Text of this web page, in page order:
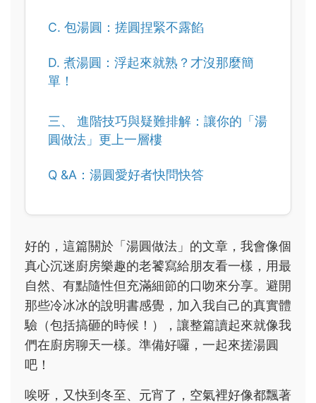
C. 包湯圓：搓圓捏緊不露餡
D. 煮湯圓：浮起來就熟？才沒那麼簡
單！
三、 進階技巧與疑難排解：讓你的「湯
圓做法」更上一層樓
Q &A：湯圓愛好者快問快答
好的，這篇關於「湯圓做法」的文章，我會像個
真心沉迷廚房樂趣的老饕寫給朋友看一樣，用最
自然、有點隨性但充滿細節的口吻來分享。避開
那些冷冰冰的說明書感覺，加入我自己的真實體
驗（包括搞砸的時候！），讓整篇讀起來就像我
們在廚房聊天一樣。準備好囉，一起來搓湯圓
吧！
唉呀，又快到冬至、元宵了，空氣裡好像都飄著